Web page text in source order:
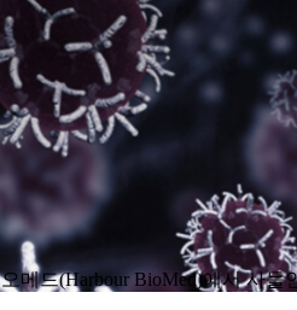
메드(Harbour BioMed)에서 사